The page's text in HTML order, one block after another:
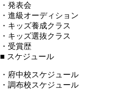
・発表会
・進級オーディション
・キッズ養成クラス
・キッズ選抜クラス
・受賞歴
■ スケジュール
・府中校スケジュール
・調布校スケジュール